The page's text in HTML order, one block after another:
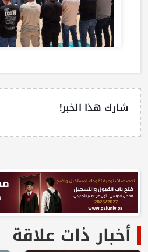
شارك هذا الخبر!
أخبار ذات علاقة